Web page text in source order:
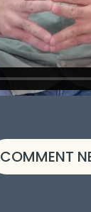
COMMENT